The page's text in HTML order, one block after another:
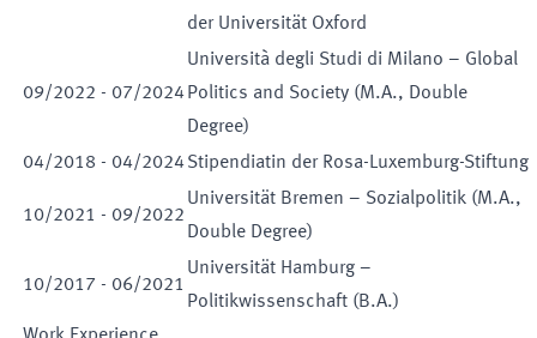
der Universität Oxford
09/2022 - 07/2024
Università degli Studi di Milano – Global
Politics and Society (M.A., Double
Degree)
04/2018 - 04/2024Stipendiatin der Rosa-Luxemburg-Stiftung
10/2021 - 09/2022
Universität Bremen – Sozialpolitik (M.A.,
Double Degree)
10/2017 - 06/2021
Universität Hamburg –
Politikwissenschaft (B.A.)